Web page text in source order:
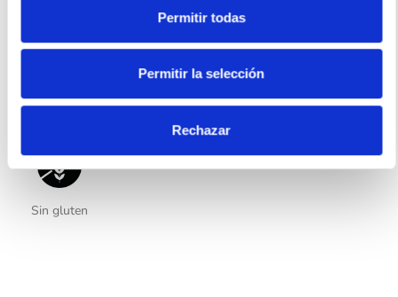
Permitir todas
Permitir la selección
Rechazar
Ensaladas Carne Verduras Arroz
Certificados
Sin gluten